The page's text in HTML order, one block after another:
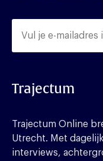
Trajectum
Trajectum Online
Utrecht. Met
interviews,